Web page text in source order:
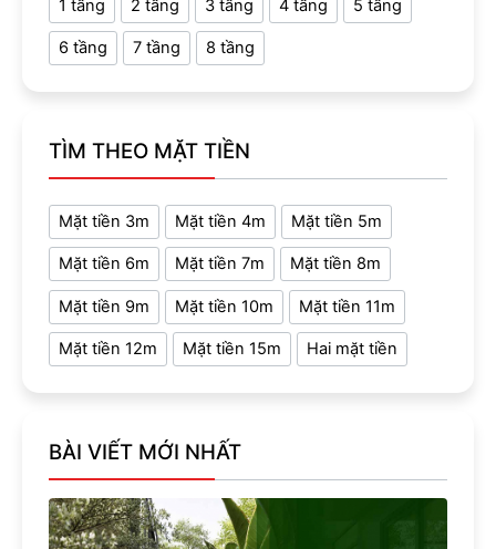
1 tầng 2 tầng 3 tầng 4 tầng 5 tầng
6 tầng 7 tầng 8 tầng
TÌM THEO MẶT TIỀN
Mặt tiền 3m Mặt tiền 4m Mặt tiền 5m
Mặt tiền 6m Mặt tiền 7m Mặt tiền 8m
Mặt tiền 9m Mặt tiền 10m Mặt tiền 11m
Mặt tiền 12m Mặt tiền 15m Hai mặt tiền
BÀI VIẾT MỚI NHẤT